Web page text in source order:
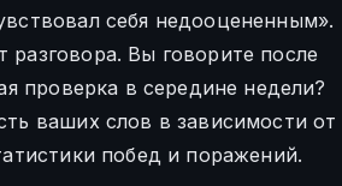
себя недооцененным».
Вы говорите после
проверка в середине недели?
ваших слов в зависимости от
побед и поражений.